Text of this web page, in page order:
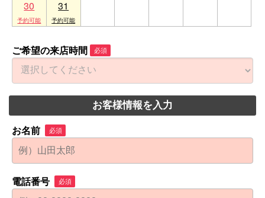
30 31
ご希望の来店時間 必須
お客様情報を入力
お名前 必須
電話番号 必須